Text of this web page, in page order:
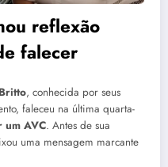
reflexão
falecer
, conhecida por seus
faleceu na última quarta-
um AVC. Antes de sua
uma mensagem marcante